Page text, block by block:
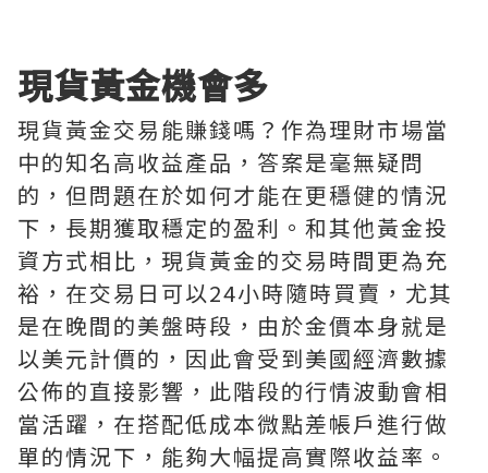
現貨黃金機會多
現貨黃金交易能賺錢嗎？作為理財市場當
中的知名高收益產品，答案是毫無疑問
的，但問題在於如何才能在更穩健的情況
下，長期獲取穩定的盈利。和其他黃金投
資方式相比，現貨黃金的交易時間更為充
裕，在交易日可以24小時隨時買賣，尤其
是在晚間的美盤時段，由於金價本身就是
以美元計價的，因此會受到美國經濟數據
公佈的直接影響，此階段的行情波動會相
當活躍，在搭配低成本微點差帳戶進行做
單的情況下，能夠大幅提高實際收益率。